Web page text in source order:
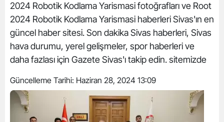
2024 Robotik Kodlama Yarismasi fotoğrafları ve Root
2024 Robotik Kodlama Yarismasi haberleri Sivas'ın en
güncel haber sitesi. Son dakika Sivas haberleri, Sivas
hava durumu, yerel gelişmeler, spor haberleri ve
daha fazlası için Gazete Sivas'ı takip edin. sitemizde
Güncelleme Tarihi: Haziran 28, 2024 13:09